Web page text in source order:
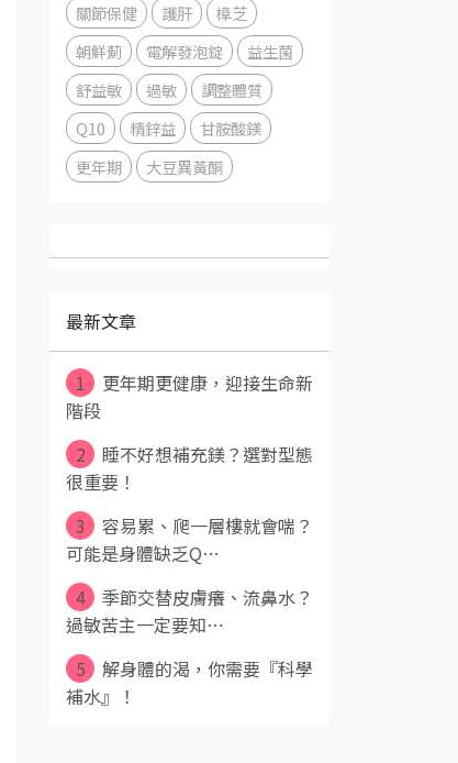
關節保健
護肝
樟芝
朝鮮薊
電解發泡錠
益生菌
舒益敏
過敏
調整體質
Q10
精鋅益
甘胺酸鎂
更年期
大豆異黃酮
最新文章
1
更年期更健康，迎接生命新
階段
2
睡不好想補充鎂？選對型態
很重要！
3
容易累、爬一層樓就會喘？
可能是身體缺乏Q⋯
4
季節交替皮膚癢、流鼻水？
過敏苦主一定要知⋯
5
解身體的渴，你需要『科學
補水』！